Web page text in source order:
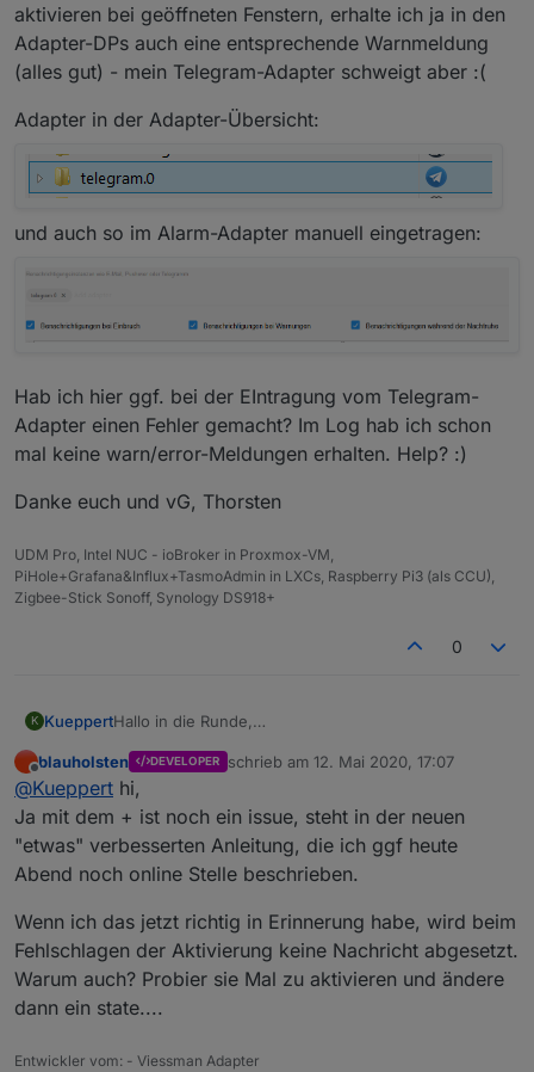
aktivieren bei geöffneten Fenstern, erhalte ich ja in den
Adapter-DPs auch eine entsprechende Warnmeldung
(alles gut) - mein Telegram-Adapter schweigt aber :(
Adapter in der Adapter-Übersicht:
und auch so im Alarm-Adapter manuell eingetragen:
Hab ich hier ggf. bei der EIntragung vom Telegram-
Adapter einen Fehler gemacht? Im Log hab ich schon
mal keine warn/error-Meldungen erhalten. Help? :)
Danke euch und vG, Thorsten
UDM Pro, Intel NUC - ioBroker in Proxmox-VM,
PiHole+Grafana&Influx+TasmoAdmin in LXCs, Raspberry Pi3 (als CCU),
Zigbee-Stick Sonoff, Synology DS918+
0
K KueppertHallo in die Runde,
befasst (vorher schon fein hier mit gelesen). Bedarf
meinerseits noch etwas Testing, aber der Adapter ist
klasse, danke dafür :)
Jetzt würde ich gern auch via telegram Infos
erhalten. Habe einmal telegram.0ausprobiert und
einmal via "+" versucht, die Telegram-Instanz
Datenpunkt auswählen. Also manuell einfach
eingetippert.
Wenn ich jetzt bewusst versuche, die Alarmanlage
zu aktivieren bei geöffneten Fenstern, erhalte ich ja
in den Adapter-DPs auch eine entsprechende
schweigt aber :(
Adapter in der Adapter-Übersicht:
und auch so im Alarm-Adapter manuell eingetragen:
Hab ich hier ggf. bei der EIntragung vom Telegram-
Adapter einen Fehler gemacht? Im Log hab ich schon
mal keine warn/error-Meldungen erhalten. Help? :)
Danke euch und vG, Thorsten
Offline
blauholsten DEVELOPER schrieb am 12. Mai 2020, 17:07
zuletzt editiert von
@Kueppert hi,
Ja mit dem + ist noch ein issue, steht in der neuen
"etwas" verbesserten Anleitung, die ich ggf heute
Abend noch online Stelle beschrieben.
Wenn ich das jetzt richtig in Erinnerung habe, wird beim
Fehlschlagen der Aktivierung keine Nachricht abgesetzt.
Warum auch? Probier sie Mal zu aktivieren und ändere
dann ein state....
Entwickler vom: - Viessman Adapter